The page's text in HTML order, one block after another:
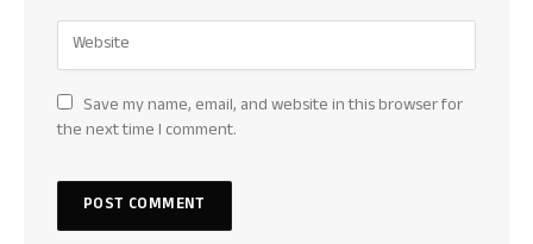
Save my name, email, and website in this browser for
the next time I comment.